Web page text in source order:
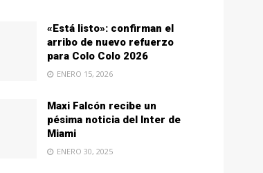
«Está listo»: confirman el
arribo de nuevo refuerzo
para Colo Colo 2026
ENERO 15, 2026
Maxi Falcón recibe un
pésima noticia del Inter de
Miami
ENERO 30, 2025